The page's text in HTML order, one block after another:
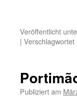
Veröffentlicht
| Verschlagwortet
Publiziert am